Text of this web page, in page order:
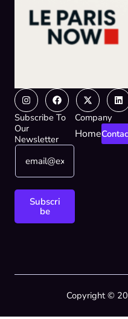
InstagramFacebook
X-
twitter
Subscribe To
Our
Newsletter
E
a
i
m
*
E
a
Subscri
be
Company
Home
Copyright ©